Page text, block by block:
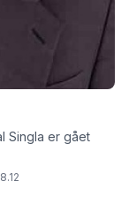
Singla er gået